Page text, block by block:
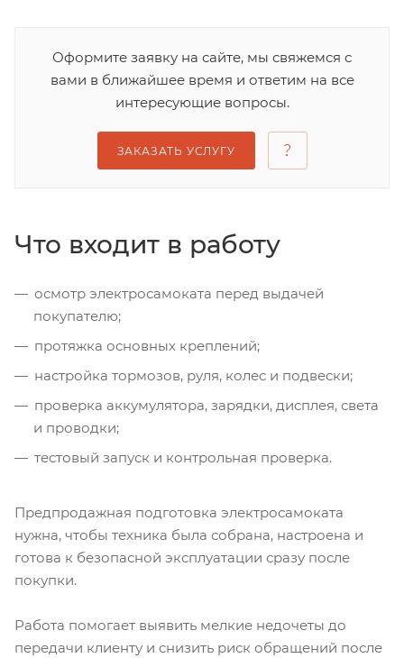
Оформите заявку на сайте, мы свяжемся с
вами в ближайшее время и ответим на все
интересующие вопросы.
ЗАКАЗАТЬ УСЛУГУ
Что входит в работу
осмотр электросамоката перед выдачей
покупателю;
протяжка основных креплений;
настройка тормозов, руля, колес и подвески;
проверка аккумулятора, зарядки, дисплея, света
и проводки;
тестовый запуск и контрольная проверка.
Предпродажная подготовка электросамоката
нужна, чтобы техника была собрана, настроена и
готова к безопасной эксплуатации сразу после
покупки.
Работа помогает выявить мелкие недочеты до
передачи клиенту и снизить риск обращений после